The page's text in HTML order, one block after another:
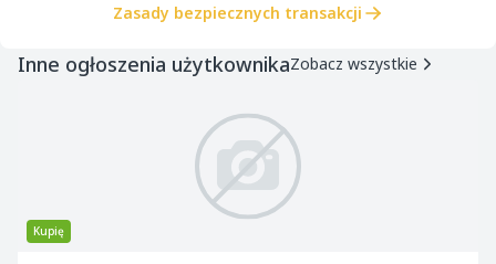
Zasady bezpiecznych transakcji
Inne ogłoszenia użytkownikaZobacz wszystkie
Kupię